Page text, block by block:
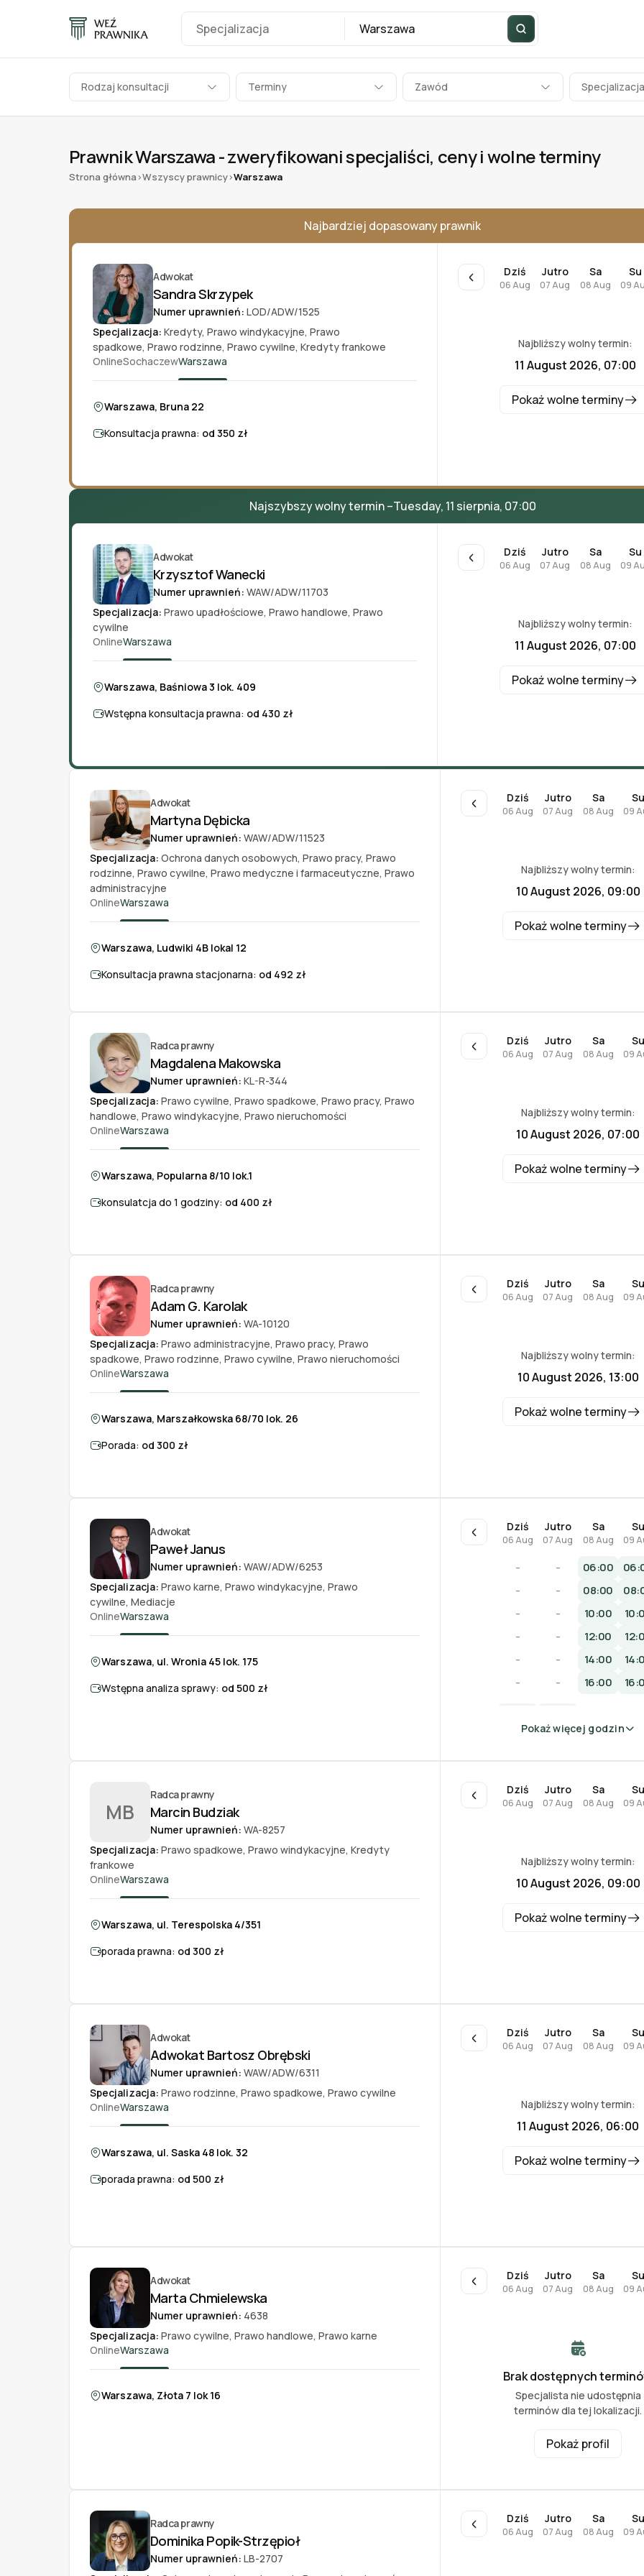
Rodzaj konsultacji Terminy Zawód Specjalizacja
Prawnik Warszawa - zweryfikowani specjaliści, ceny i wolne terminy
Strona główna>Wszyscy prawnicy>Warszawa
Najbardziej dopasowany prawnik
Adwokat
Sandra Skrzypek
Numer uprawnień: LOD/ADW/1525
Specjalizacja: Kredyty, Prawo windykacyjne, Prawo
spadkowe, Prawo rodzinne, Prawo cywilne, Kredyty frankowe
OnlineSochaczewWarszawa
Warszawa, Bruna 22
Konsultacja prawna: od 350 zł
Najbliższy wolny termin:
11 August 2026, 07:00
Pokaż wolne terminy
Dziś
06 Aug
Jutro
07 Aug
Sa
08 Aug
Su
09
Najszybszy wolny termin –Tuesday, 11 sierpnia, 07:00
Adwokat
Krzysztof Wanecki
Numer uprawnień: WAW/ADW/11703
Specjalizacja: Prawo upadłościowe, Prawo handlowe, Prawo
cywilne
OnlineWarszawa
Warszawa, Baśniowa 3 lok. 409
Wstępna konsultacja prawna: od 430 zł
Najbliższy wolny termin:
11 August 2026, 07:00
Pokaż wolne terminy
Dziś
06 Aug
Jutro
07 Aug
Sa
08 Aug
Su
09
Adwokat
Martyna Dębicka
Numer uprawnień: WAW/ADW/11523
Specjalizacja: Ochrona danych osobowych, Prawo pracy, Prawo
rodzinne, Prawo cywilne, Prawo medyczne i farmaceutyczne, Prawo
administracyjne
OnlineWarszawa
Warszawa, Ludwiki 4B lokal 12
Konsultacja prawna stacjonarna: od 492 zł
Najbliższy wolny termin:
10 August 2026, 09:00
Pokaż wolne terminy
Dziś
06 Aug
Jutro
07 Aug
Sa
08 Aug
Su
09
Radca prawny
Magdalena Makowska
Numer uprawnień: KL-R-344
Specjalizacja: Prawo cywilne, Prawo spadkowe, Prawo pracy, Prawo
handlowe, Prawo windykacyjne, Prawo nieruchomości
OnlineWarszawa
Warszawa, Popularna 8/10 lok.1
konsulatcja do 1 godziny: od 400 zł
Najbliższy wolny termin:
10 August 2026, 07:00
Pokaż wolne terminy
Dziś
06 Aug
Jutro
07 Aug
Sa
08 Aug
Su
09
Radca prawny
Adam G. Karolak
Numer uprawnień: WA-10120
Specjalizacja: Prawo administracyjne, Prawo pracy, Prawo
spadkowe, Prawo rodzinne, Prawo cywilne, Prawo nieruchomości
OnlineWarszawa
Warszawa, Marszałkowska 68/70 lok. 26
Porada: od 300 zł
Najbliższy wolny termin:
10 August 2026, 13:00
Pokaż wolne terminy
Dziś
06 Aug
Jutro
07 Aug
Sa
08 Aug
Su
09
Adwokat
Paweł Janus
Numer uprawnień: WAW/ADW/6253
Specjalizacja: Prawo karne, Prawo windykacyjne, Prawo
cywilne, Mediacje
OnlineWarszawa
Warszawa, ul. Wronia 45 lok. 175
Wstępna analiza sprawy: od 500 zł
Dziś
06 Aug
-
-
-
-
-
-
Jutro
07 Aug
-
-
-
-
-
-
Sa
08 Aug
06:00
08:00
10:00
12:00
14:00
16:00
Su
09
Pokaż więcej godzin
MB
Radca prawny
Marcin Budziak
Numer uprawnień: WA-8257
Specjalizacja: Prawo spadkowe, Prawo windykacyjne, Kredyty
frankowe
OnlineWarszawa
Warszawa, ul. Terespolska 4/351
porada prawna: od 300 zł
Najbliższy wolny termin:
10 August 2026, 09:00
Pokaż wolne terminy
Dziś
06 Aug
Jutro
07 Aug
Sa
08 Aug
Su
09
Adwokat
Adwokat Bartosz Obrębski
Numer uprawnień: WAW/ADW/6311
Specjalizacja: Prawo rodzinne, Prawo spadkowe, Prawo cywilne
OnlineWarszawa
Warszawa, ul. Saska 48 lok. 32
porada prawna: od 500 zł
Najbliższy wolny termin:
11 August 2026, 06:00
Pokaż wolne terminy
Dziś
06 Aug
Jutro
07 Aug
Sa
08 Aug
Su
09
Adwokat
Marta Chmielewska
Numer uprawnień: 4638
Specjalizacja: Prawo cywilne, Prawo handlowe, Prawo karne
OnlineWarszawa
Warszawa, Złota 7 lok 16
Brak dostępnych
Specjalista nie udostępnia
terminów dla tej lokalizacji.
Pokaż profil
Dziś
06 Aug
Jutro
07 Aug
Sa
08 Aug
Su
09
Radca prawny
Dominika Popik-Strzępioł
Numer uprawnień: LB-2707
Dziś
06 Aug
Jutro
07 Aug
Sa
08 Aug
Su
09